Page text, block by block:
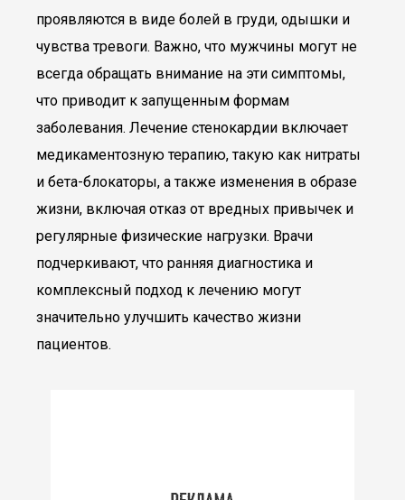
проявляются в виде болей в груди, одышки и
чувства тревоги. Важно, что мужчины могут не
всегда обращать внимание на эти симптомы,
что приводит к запущенным формам
заболевания. Лечение стенокардии включает
медикаментозную терапию, такую как нитраты
и бета-блокаторы, а также изменения в образе
жизни, включая отказ от вредных привычек и
регулярные физические нагрузки. Врачи
подчеркивают, что ранняя диагностика и
комплексный подход к лечению могут
значительно улучшить качество жизни
пациентов.